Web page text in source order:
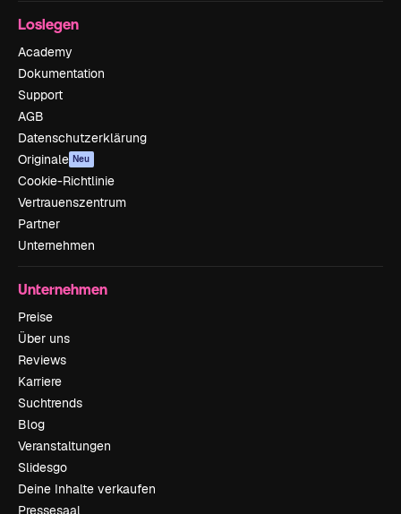
Loslegen
Academy
Dokumentation
Support
AGB
Datenschutzerklärung
Originale Neu
Cookie-Richtlinie
Vertrauenszentrum
Partner
Unternehmen
Unternehmen
Preise
Über uns
Reviews
Karriere
Suchtrends
Blog
Veranstaltungen
Slidesgo
Deine Inhalte verkaufen
Pressesaal